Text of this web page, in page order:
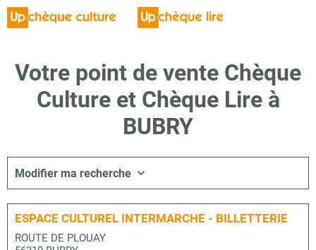
Votre point de vente Chèque
Culture et Chèque Lire à
BUBRY
Modifier ma recherche
ESPACE CULTUREL INTERMARCHE - BILLETTERIE
ROUTE DE PLOUAY